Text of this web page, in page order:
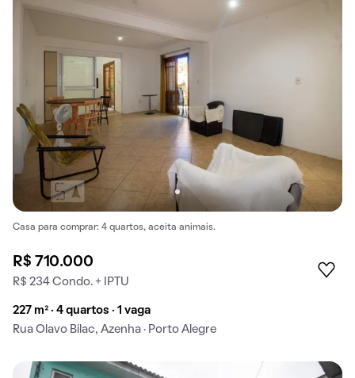
Casa para comprar: 4 quartos, aceita animais.
R$ 710.000
R$ 234 Condo. + IPTU
227 m² · 4 quartos · 1 vaga
Rua Olavo Bilac, Azenha · Porto Alegre